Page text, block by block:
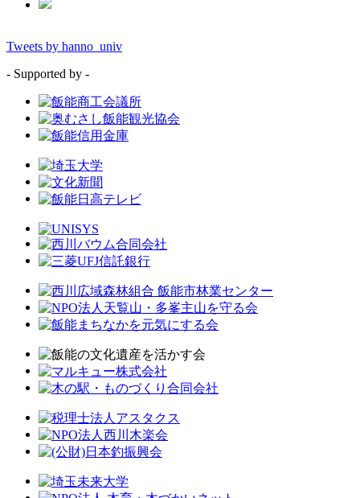
Tweets by hanno_univ
- Supported by -